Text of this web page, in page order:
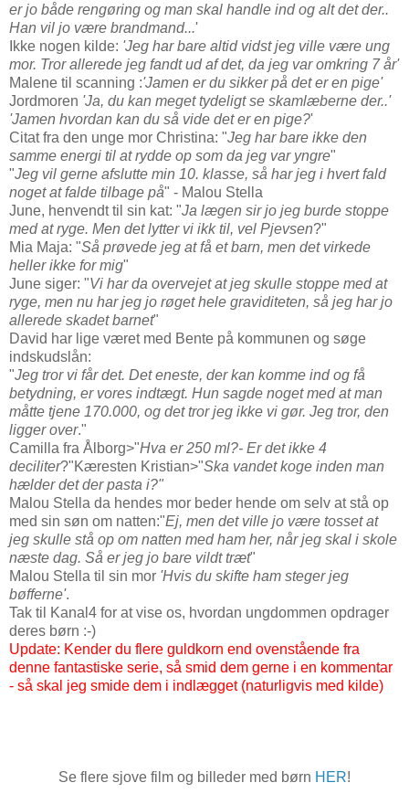
er jo både rengøring og man skal handle ind og alt det der..
Han vil jo være brandmand...'
Ikke nogen kilde: 'Jeg har bare altid vidst jeg ville være ung
mor. Tror allerede jeg fandt ud af det, da jeg var omkring 7 år'
Malene til scanning :'Jamen er du sikker på det er en pige'
Jordmoren 'Ja, du kan meget tydeligt se skamlæberne der..'
'Jamen hvordan kan du så vide det er en pige?'
Citat fra den unge mor Christina: "Jeg har bare ikke den
samme energi til at rydde op som da jeg var yngre"
"Jeg vil gerne afslutte min 10. klasse, så har jeg i hvert fald
noget at falde tilbage på" - Malou Stella
June, henvendt til sin kat: "Ja lægen sir jo jeg burde stoppe
med at ryge. Men det lytter vi ikk til, vel Pjevsen?"
Mia Maja: "Så prøvede jeg at få et barn, men det virkede
heller ikke for mig"
June siger: "Vi har da overvejet at jeg skulle stoppe med at
ryge, men nu har jeg jo røget hele graviditeten, så jeg har jo
allerede skadet barnet"
David har lige været med Bente på kommunen og søge
indskudslån:
"Jeg tror vi får det. Det eneste, der kan komme ind og få
betydning, er vores indtægt. Hun sagde noget med at man
måtte tjene 170.000, og det tror jeg ikke vi gør. Jeg tror, den
ligger over."
Camilla fra Ålborg>"Hva er 250 ml?- Er det ikke 4
deciliter?"Kæresten Kristian>"Ska vandet koge inden man
hælder det der pasta i?"
Malou Stella da hendes mor beder hende om selv at stå op
med sin søn om natten:"Ej, men det ville jo være tosset at
jeg skulle stå op om natten med ham her, når jeg skal i skole
næste dag. Så er jeg jo bare vildt træt"
Malou Stella til sin mor 'Hvis du skifte ham steger jeg
bøfferne'.
Tak til Kanal4 for at vise os, hvordan ungdommen opdrager
deres børn :-)
Update: Kender du flere guldkorn end ovenstående fra
denne fantastiske serie, så smid dem gerne i en kommentar
- så skal jeg smide dem i indlægget (naturligvis med kilde)
Se flere sjove film og billeder med børn HER!